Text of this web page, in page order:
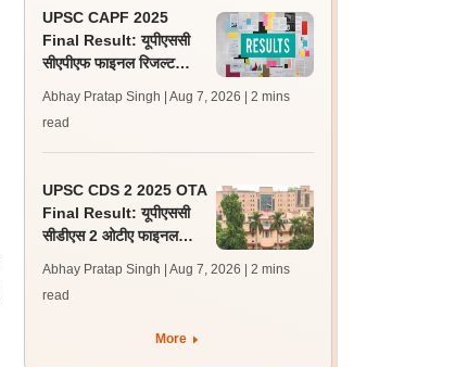
UPSC CAPF 2025
Final Result: यूपीएससी
सीएपीएफ फाइनल रिजल्ट
350 अभ्यर्थी चयनित
Abhay Pratap Singh | Aug 7, 2026
| 2 mins
read
UPSC CDS 2 2025 OTA
Final Result: यूपीएससी
सीडीएस 2 ओटीए फाइनल
जारी, 483 कैंडिडेट चयनित
Abhay Pratap Singh | Aug 7, 2026
| 2 mins
read
More